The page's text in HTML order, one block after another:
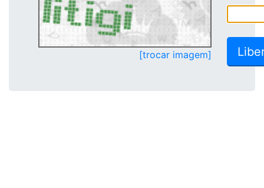
[trocar imagem]